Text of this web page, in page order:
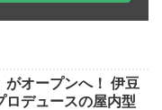
がオープンへ！ 伊豆
ロデュースの屋内型